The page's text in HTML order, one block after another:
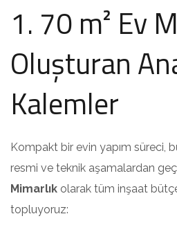
1. 70 m² Ev
Oluşturan
Kalemler
Kompakt bir evin yapım süreci,
resmi ve teknik aşamalardan
Mimarlık olarak tüm inşaat
topluyoruz: